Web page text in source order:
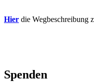
Hier die Wegbeschreibung
Spenden